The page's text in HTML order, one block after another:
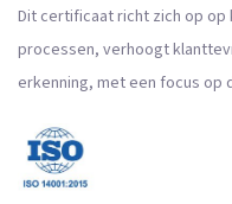
Dit certificaat richt zich op
processen, verhoogt
erkenning, met een focus op